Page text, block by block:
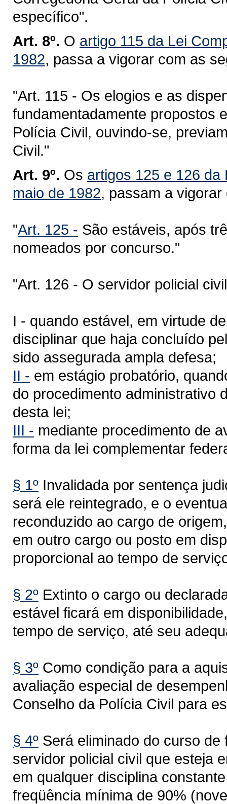
específico".
Art. 8º. O artigo 115 da Lei
1982, passa a vigorar com as
"Art. 115 - Os elogios e as
fundamentadamente propostos
Polícia Civil, ouvindo-se,
Civil."
Art. 9º. Os artigos 125 e 126 da
maio de 1982, passam a
"Art. 125 - São estáveis, após
nomeados por concurso."
"Art. 126 - O servidor policial
I - quando estável, em virtude
disciplinar que haja concluído
sido assegurada ampla defesa;
II - em estágio probatório,
do procedimento administrativo
desta lei;
III - mediante procedimento de
forma da lei complementar
§ 1º Invalidada por sentença
será ele reintegrado, e o
reconduzido ao cargo de
em outro cargo ou posto em
proporcional ao tempo de
§ 2º Extinto o cargo ou
estável ficará em
tempo de serviço, até seu
§ 3º Como condição para a
avaliação especial de
Conselho da Polícia Civil para
§ 4º Será eliminado do curso
servidor policial civil que esteja
em qualquer disciplina
freqüência mínima de 90%